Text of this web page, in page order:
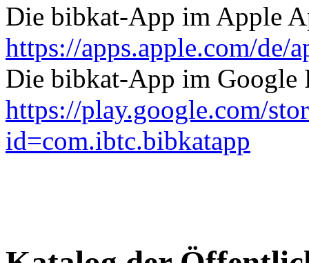
Die bibkat-App im Apple
https://apps.apple.com/de/
Die bibkat-App im Google
https://play.google.com/
id=com.ibtc.bibkatapp